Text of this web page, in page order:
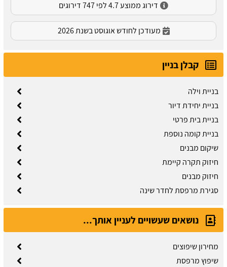
דירוג ממוצע 4.7 לפי 747 דירוגים
מעודכן לחודש אוגוסט בשנת 2026
קבלן בניין
בניית וילה
בניית יחידת דיור
בניית בית פרטי
בניית קומה נוספת
שיקום מבנים
חיזוק תקרה קיימת
חיזוק מבנים
סגירת מרפסת לחדר שינה
נושאים שעשויים לעניין אותך...
מחירון שיפוצים
שיפוץ מרפסת